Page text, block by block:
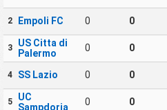
2 Empoli FC 0 0
3
US Citta di
Palermo
0 0
4 SS Lazio 0 0
5
UC
Sampdoria
0 0